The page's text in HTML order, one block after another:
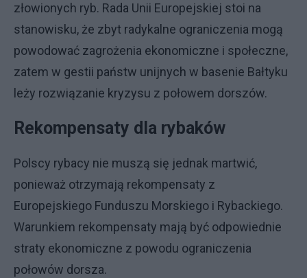
złowionych ryb. Rada Unii Europejskiej stoi na
stanowisku, że zbyt radykalne ograniczenia mogą
powodować zagrożenia ekonomiczne i społeczne,
zatem w gestii państw unijnych w basenie Bałtyku
leży rozwiązanie kryzysu z połowem dorszów.
Rekompensaty dla rybaków
Polscy rybacy nie muszą się jednak martwić,
ponieważ otrzymają rekompensaty z
Europejskiego Funduszu Morskiego i Rybackiego.
Warunkiem rekompensaty mają być odpowiednie
straty ekonomiczne z powodu ograniczenia
połowów dorsza.